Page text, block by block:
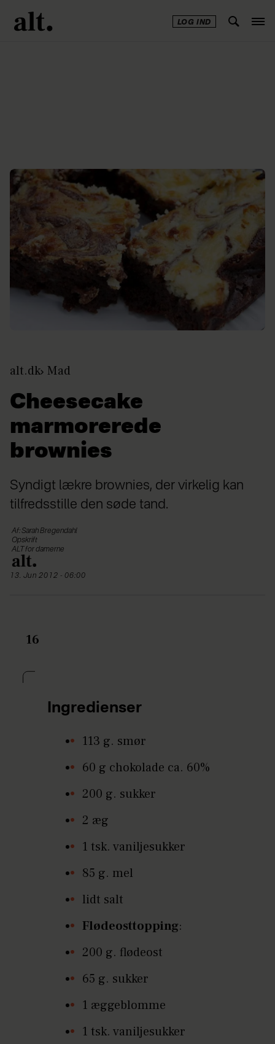
LOG IND
alt.dk Mad
Cheesecake
marmorerede
brownies
Syndigt lækre brownies, der virkelig kan
tilfredsstille den søde tand.
Af: Sarah Bregendahl
Opskrift
ALT for damerne
13. Jun 2012 - 06:00
16
Ingredienser
113 g. smør
60 g chokolade ca. 60%
200 g. sukker
2 æg
1 tsk. vaniljesukker
85 g. mel
lidt salt
Flødeosttopping:
200 g. flødeost
65 g. sukker
1 æggeblomme
1 tsk. vaniljesukker